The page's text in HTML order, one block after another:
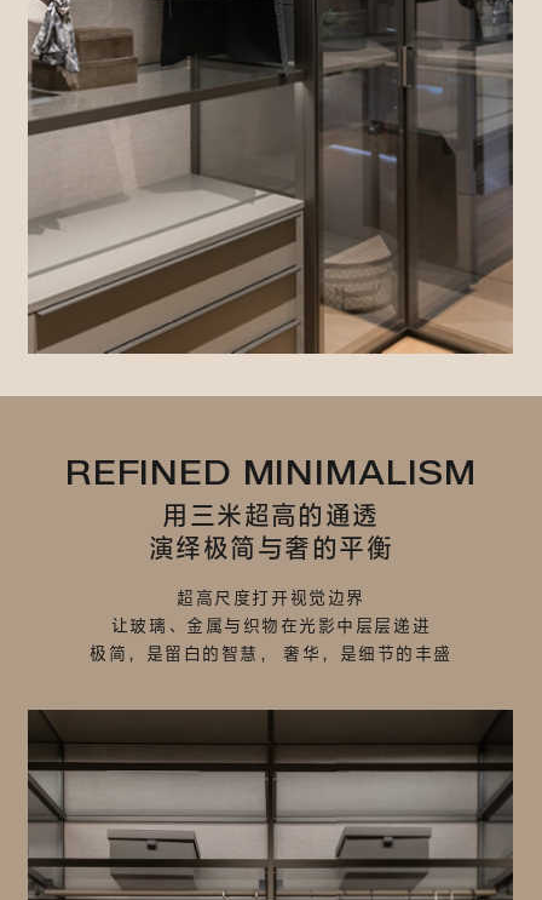
REFINED MINIMALISM
用三米超高的通透
演绎极简与奢的平衡
超高尺度打开视觉边界
让玻璃、金属与织物在光影中层层递进
极简，是留白的智慧， 奢华，是细节的丰盛